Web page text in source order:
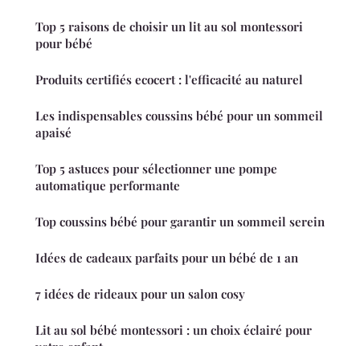
Top 5 raisons de choisir un lit au sol montessori
pour bébé
Produits certifiés ecocert : l'efficacité au naturel
Les indispensables coussins bébé pour un sommeil
apaisé
Top 5 astuces pour sélectionner une pompe
automatique performante
Top coussins bébé pour garantir un sommeil serein
Idées de cadeaux parfaits pour un bébé de 1 an
7 idées de rideaux pour un salon cosy
Lit au sol bébé montessori : un choix éclairé pour